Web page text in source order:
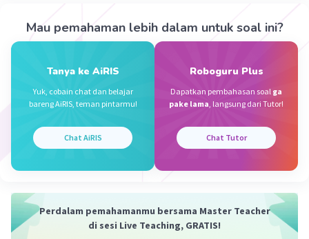
Vincent M Community Level 73
27 September 2023 09:26
Berikut ciri-ciri benda padat :
Memiliki tekstur yang keras.
Memiliki volume yang tetap.
Memiliki masa atau berat.
Contoh benda padat :
Mau pemahaman lebih dalam untuk soal ini?
Tanya ke AiRIS
Yuk, cobain chat dan belajar
bareng AiRIS, teman pintarmu!
Chat AiRIS
Roboguru Plus
Dapatkan pembahasan soal ga
pake lama, langsung dari Tutor!
Chat Tutor
Perdalam pemahamanmu bersama Master Teacher
di sesi Live Teaching, GRATIS!